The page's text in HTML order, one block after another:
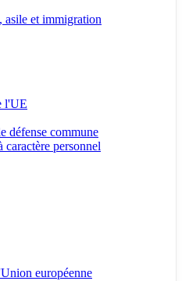
asile et immigration
l'UE
défense commune
caractère personnel
européenne